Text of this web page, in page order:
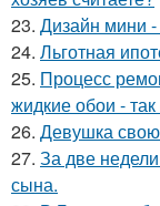
23. Дизайн мини -
24. Льготная
25. Процесс
жидкие обои -
26. Девушка свою
27. За две
сына.